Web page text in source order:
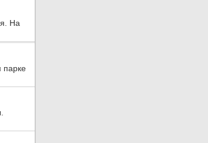
На
парке